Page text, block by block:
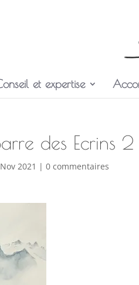
et expertise
des Ecrins 2
2021 |0 commentaires